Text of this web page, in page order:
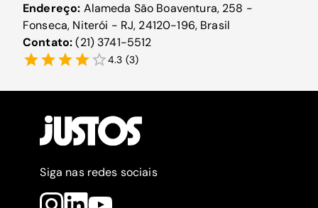
Endereço: Alameda São Boaventura, 258 -
Fonseca, Niterói - RJ, 24120-196, Brasil
Contato:(21) 3741-5512
4.3 (3)
Siga nas redes sociais